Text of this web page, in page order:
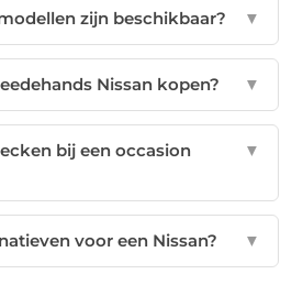
zijn beschikbaar? ▼
Nissan kopen? ▼
bij een occasion
▼
voor een Nissan? ▼